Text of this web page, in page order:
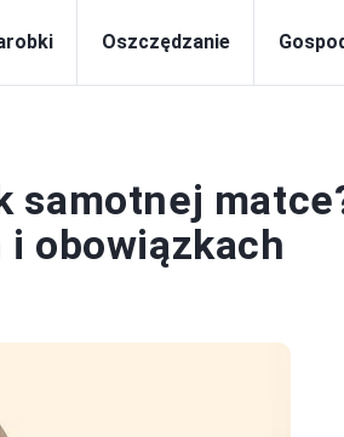
Oszczędzanie
samotnej
obowiązkach